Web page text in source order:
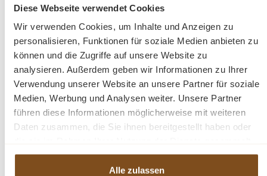
Diese Webseite verwendet Cookies
Wir verwenden Cookies, um Inhalte und Anzeigen zu
personalisieren, Funktionen für soziale Medien anbieten zu
können und die Zugriffe auf unsere Website zu
analysieren. Außerdem geben wir Informationen zu Ihrer
Verwendung unserer Website an unsere Partner für soziale
Medien, Werbung und Analysen weiter. Unsere Partner
führen diese Informationen möglicherweise mit weiteren
Daten zusammen, die Sie ihnen bereitgestellt haben oder
haben.
Alle zulassen
Preise inkl. MwSt. zzgl. Versandkosten
Vergleichen
Details
-22%
Tipp